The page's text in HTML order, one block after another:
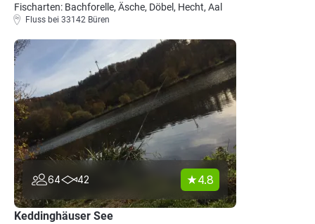
Fischarten: Bachforelle, Äsche, Döbel, Hecht, Aal
Fluss bei 33142 Büren
64 42 4.8
Keddinghäuser See